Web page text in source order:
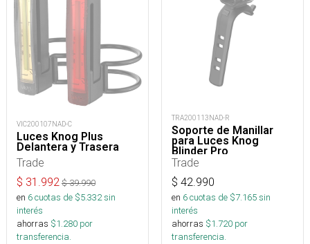
VIC200107NAD-C
Luces Knog Plus
Delantera y Trasera
Trade
$ 31.992 $39.990
en 6cuotas de $5.332sin
interés
ahorras $1.280 por
transferencia.
TRA200113NAD-R
Soporte de Manillar
para Luces Knog
Blinder Pro
Trade
$ 42.990
en 6cuotas de $7.165sin
interés
ahorras $1.720 por
transferencia.